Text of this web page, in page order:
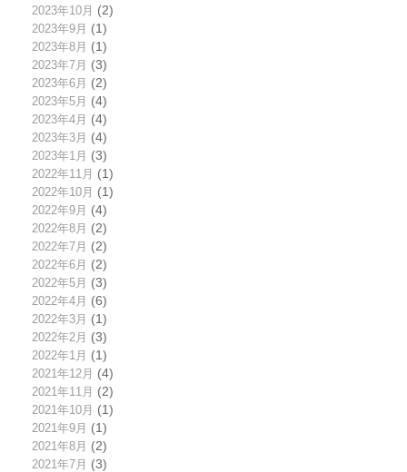
2023年10月 (2)
2023年9月 (1)
2023年8月 (1)
2023年7月 (3)
2023年6月 (2)
2023年5月 (4)
2023年4月 (4)
2023年3月 (4)
2023年1月 (3)
2022年11月 (1)
2022年10月 (1)
2022年9月 (4)
2022年8月 (2)
2022年7月 (2)
2022年6月 (2)
2022年5月 (3)
2022年4月 (6)
2022年3月 (1)
2022年2月 (3)
2022年1月 (1)
2021年12月 (4)
2021年11月 (2)
2021年10月 (1)
2021年9月 (1)
2021年8月 (2)
2021年7月 (3)